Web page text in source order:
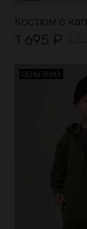
Костюм с
1 695 ₽